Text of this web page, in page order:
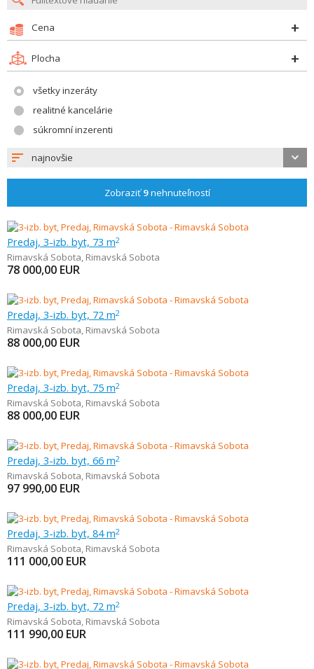
Cena
Plocha
všetky inzeráty
realitné kancelárie
súkromní inzerenti
najnovšie
Zobraziť9nehnuteľností
Predaj, 3-izb. byt, 73 m2
Rimavská Sobota, Rimavská Sobota
78 000,00 EUR
Predaj, 3-izb. byt, 72 m2
Rimavská Sobota, Rimavská Sobota
88 000,00 EUR
Predaj, 3-izb. byt, 75 m2
Rimavská Sobota, Rimavská Sobota
88 000,00 EUR
Predaj, 3-izb. byt, 66 m2
Rimavská Sobota, Rimavská Sobota
97 990,00 EUR
Predaj, 3-izb. byt, 84 m2
Rimavská Sobota, Rimavská Sobota
111 000,00 EUR
Predaj, 3-izb. byt, 72 m2
Rimavská Sobota, Rimavská Sobota
111 990,00 EUR